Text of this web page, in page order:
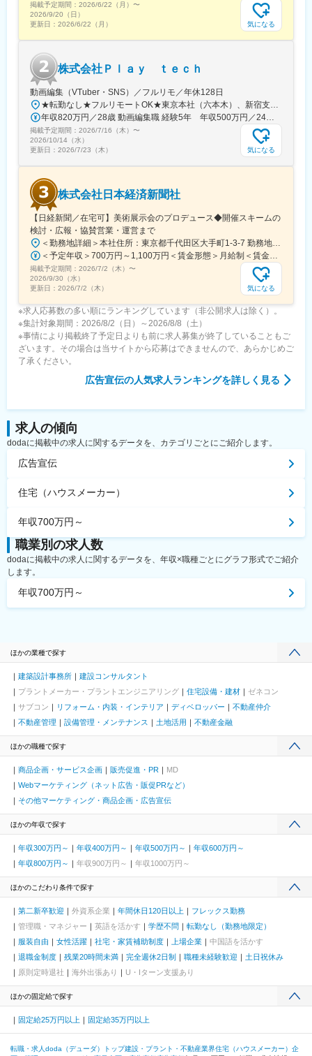
■当社の特徴：
◇売上１兆円を突破！13期連続過去最高の売上高を更新
目にあたる2013年に東証一部直接上場（現プライム市場）、2023
年に売上１兆円を突破した、プライム上場・不動産業界のトップ
ブランドです。2013年上場来13期連続して過去最高の売上高を更
新しています。"
掲載予定期間： 2026/6/22（月） 〜
2026/9/20（日）
更新日： 2026/6/22（月） 気になる
株式会社Ｐｌａｙ ｔｅｃｈ
動画編集（VTuber・SNS）／フルリモ／年休128日
★転勤なし★フルリモートOK★東京本社（六本木）、新宿支社、名古屋支社、大阪支社、福岡支社または一都三県・名古屋・関西・福岡の各プロジェクト先◆勤務地・アクセス【本社】東京都港区六本木6-2-31六本木ヒルズノースタワー17階東京メトロ日比谷線、都営地下鉄大江戸線「六本木駅」 直結【新宿支社】東京都新宿区新宿1-9-10東京メトロ丸の内線「新宿御苑前駅」徒歩1分各線「新宿三丁目駅」徒歩15分【大阪支社】大阪府大阪市北区大深町6‐38JR各線「大阪駅」より徒歩３分【名古屋支社】愛知県名古屋市西区牛島町6-1 名古屋ルーセントタワー各線「名古屋駅」徒歩5分【福岡支社】福岡県福岡市中央区天神1-14-18福岡市営地下鉄空港線「天神駅」直結七隈線「天神南駅」徒歩5分西鉄天神大牟田線「西鉄福岡（天神）駅」徒歩6分◎受動喫煙対策あり：オフィス内禁煙◎名古屋・福岡拠点はスタートアップ募集です！ 整ったサポート体制のもと、 同期と一緒に成長できるチャンスです！
年収820万円／28歳 動画編集職 経験5年 年収500万円／24歳 動画編集職 経験2年
掲載予定期間： 2026/7/16（木） 〜
2026/10/14（水）
更新日： 2026/7/23（木） 気になる
株式会社日本経済新聞社
【日経新聞／在宅可】美術展示会のプロデュース◆開催スキームの
検討・広報・協賛営業・運営まで
＜勤務地詳細＞本社住所：東京都千代田区大手町1-3-7 勤務地最寄駅：地下鉄千代田線／大手町駅受動喫煙対策：屋内喫煙可能場所あり変更の範囲：会社の定める事業所（リモートワーク含む）
＜予定年収＞700万円～1,100万円＜賃金形態＞月給制＜賃金内訳＞月額（基本給）：430,000円～650,000円＜月給＞430,000円～650,000円＜昇給有無＞有＜残業手当＞無＜給与補足＞※上記年収は、想定年収です。住居費補助、子手当などの各種手当を含む金額です。※基本給は経験・能力等を考慮の上、当社規定により決定します。■昇給：原則、年1回■賞与：夏季・冬季賃金はあくまでも目安の金額であり、選考を通じて上下する可能性があります。月給(月額)は固定手当を含めた表記です。
掲載予定期間： 2026/7/2（木） 〜
2026/9/30（水）
更新日： 2026/7/2（木） 気になる
※求人応募数の多い順にランキングしています（非公開求人は除く）。
※集計対象期間：2026/8/2（日）～2026/8/8（土）
※事情により掲載終了予定日よりも前に求人募集が終了していることもご
ざいます。その場合は当サイトから応募はできませんので、あらかじめご
了承ください。
広告宣伝の人気求人ランキングを詳しく見る
求人の傾向
dodaに掲載中の求人に関するデータを、カテゴリごとにご紹介します。
広告宣伝
住宅（ハウスメーカー）
年収700万円～
職業別の求人数
dodaに掲載中の求人に関するデータを、年収×職種ごとにグラフ形式でご紹介
します。
年収700万円～
ほかの業種で探す
建築設計事務所
建設コンサルタント
プラントメーカー・プラントエンジニアリング
住宅設備・建材
ゼネコン
サブコン
リフォーム・内装・インテリア ディベロッパー
不動産仲介
不動産管理
設備管理・メンテナンス 土地活用 不動産金融
ほかの職種で探す
商品企画・サービス企画 販売促進・PR
MD
Webマーケティング（ネット広告・販促PRなど）
その他マーケティング・商品企画・広告宣伝
ほかの年収で探す
年収300万円～ 年収400万円～ 年収500万円～
年収600万円～
年収800万円～
年収900万円～ 年収1000万円～
ほかのこだわり条件で探す
第二新卒歓迎 外資系企業 年間休日120日以上
フレックス勤務
管理職・マネジャー
英語を活かす 学歴不問
転勤なし（勤務地限定）
服装自由
女性活躍 社宅・家賃補助制度 上場企業
中国語を活かす
退職金制度
残業20時間未満 完全週休2日制 職種未経験歓迎
土日祝休み
原則定時退社
海外出張あり U・Iターン支援あり
ほかの固定給で探す
固定給25万円以上 固定給35万円以上
転職・求人doda（デューダ）トップ建設・プラント・不動産業界住宅（ハウスメーカー） 企